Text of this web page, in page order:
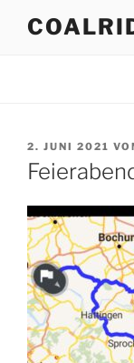
Inhalt
AM
2. JUNI 2021